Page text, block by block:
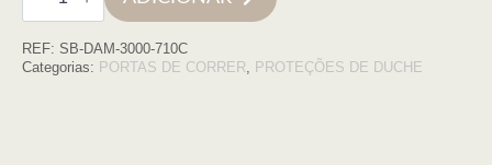
Cabine
Damasco
70x100x195
REF: SB-DAM-3000-710C
Categorias: PORTAS DE CORRER, PROTEÇÕES DE DUCHE